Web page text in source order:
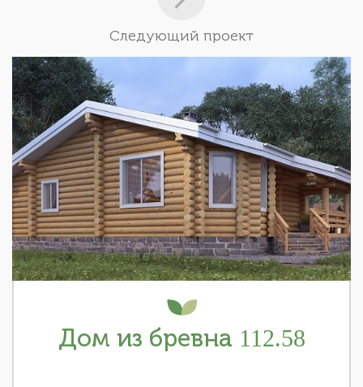
Следующий проект
Дом из бревна 112.58